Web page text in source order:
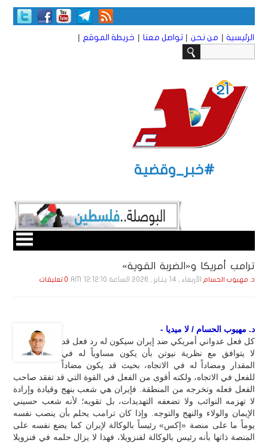
الرئيسية | من نحن | تواصل معنا | خريطة الموقع |
#خبر_وقضية
ترامب أمريكا و«الضربة القوية»
د. مهيوب الحسام الأربعاء , 14 يـنـاير , 2026 الساعة 12:12:10 AM 0 تعليقات
د. مهيوب الحسام / لا ميديا -
كل فعل عدواني أمريكي ضد إيران سيكون له رد فعل قد
لا يتوافق مع نظرية نيوتن بأن يكون مساوياً له في
المقدار ومضاداً له في الاتجاه، بحيث قد يكون مضاداً
للفعل في الاتجاه، ولكنه أقوى من الفعل في القوة التي قد تفقد صاحب
الفعل فعله وتخرجه من المنطقة. فإيران هي شعب بنهج وقيادة وإرادة
لا تهزمه النوائب ولا تضعفه التهديدات، بل تقويه؛ لأنه شعب حسيني
الإيمان والولاء والنهج والتوجه. وإذا كان ترامب يحلم بأن ينصب نفسه
يوماً ما على منصة «إكس» رئيساً بالوكالة لإيران كما يضع نفسه على
المنصة ذاتها بأنه رئيس بالوكالة لفنزويلا، فهذا لا يزال حلمه في فنزويلا